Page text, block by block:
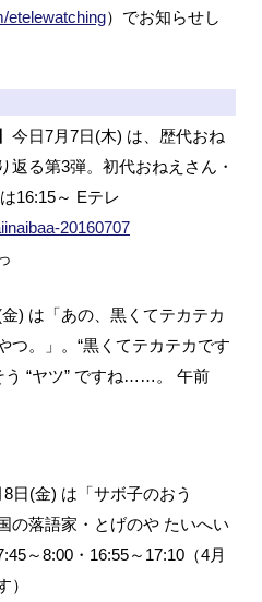
etelewatching）でお知らせし
今日7月7日(木) は、歴代おね
返る第3弾。初代おねえさん・
16:15～ Eテレ
20160707
) は「あの、黒くてテカテカ
つ。」。“黒くてテカテカです
う “ヤツ” ですね……。 午前
日(金) は「サボ子のおう
の落語家・とげのや たいへい
～8:00・16:55～17:10（4月
）